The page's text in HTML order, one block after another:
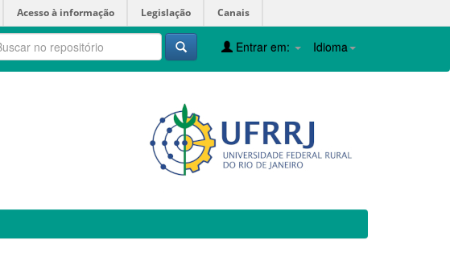
Acesso à informação Legislação Canais
Idioma
Entrar em: